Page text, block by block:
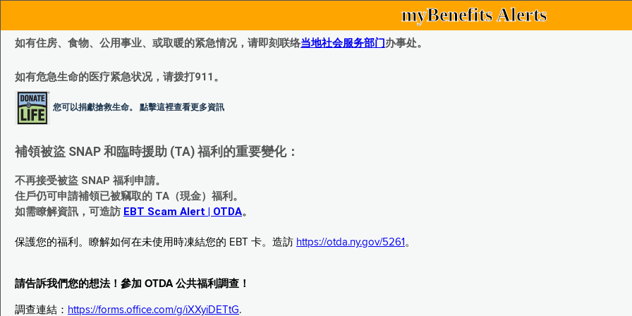
myBenefits Alerts
如有住房、食物、公用事业、或取暖的紧急情况，请即刻联络当地社会服务部门办事处。
如有危急生命的医疗紧急状况，请拨打911。
您可以捐獻搶救生命。 點擊這裡查看更多資訊
補領被盜 SNAP 和臨時援助 (TA) 福利的重要變化：
不再接受被盜 SNAP 福利申請。
住戶仍可申請補領已被竊取的 TA（現金）福利。
如需瞭解資訊，可造訪 EBT Scam Alert | OTDA。
保護您的福利。瞭解如何在未使用時凍結您的 EBT 卡。造訪 https://otda.ny.gov/5261 。
請告訴我們您的想法！參加 OTDA 公共福利調查！
調查連結： https://forms.office.com/g/iXXyiDETtG.